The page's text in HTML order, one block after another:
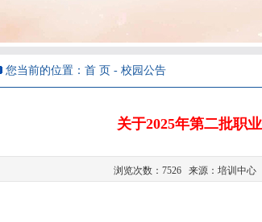
您当前的位置：首 页 - 校园公告
关于2025年第二批职
浏览次数：7526 来源：培训中心